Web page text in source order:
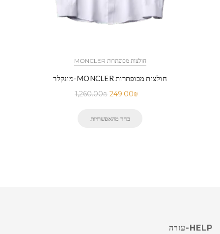
MONCLER חולצות מכופתרות
מונקלר-MONCLER חולצות מכופתרות
1,260.00₪ 249.00₪
בחר מהאפשרויות
HELP-עזרה